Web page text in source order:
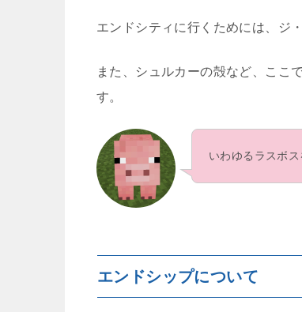
エンドシティに行くためには、ジ
また、シュルカーの殻など、ここ
す。
いわゆるラスボ
エンドシップについて